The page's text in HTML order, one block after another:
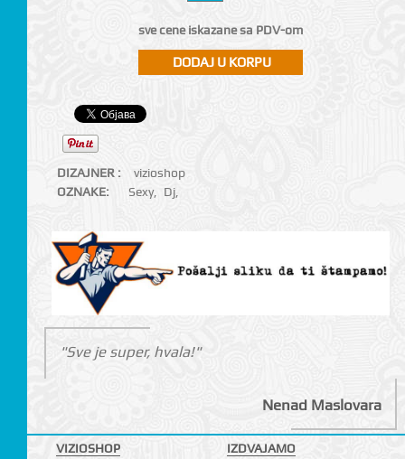
sve cene iskazane sa PDV-om
DIZAJNER :
vizioshop
OZNAKE:
Sexy, Dj,
"Sve je super, hvala!"
Nenad Maslovara
VIZIOSHOP
IZDVAJAMO